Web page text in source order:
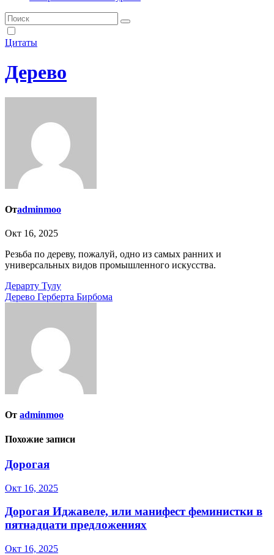
Цитаты
Дерево
Отadminmoo
Окт 16, 2025
Резьба по дереву, пожалуй, одно из самых ранних и
универсальных видов промышленного искусства.
Навигация
по
Дерарту Тулу
Дерево Герберта Бирбома
От adminmoo
Похожие записи
Дорогая
Окт 16, 2025
Дорогая Иджавеле, или манифест феминистки в
пятнадцати предложениях
Окт 16, 2025